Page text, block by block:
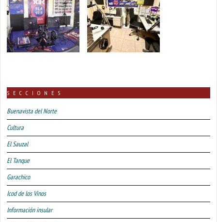
SECCIONES
Buenavista del Norte
Cultura
El Sauzal
El Tanque
Garachico
Icod de los Vinos
Información insular